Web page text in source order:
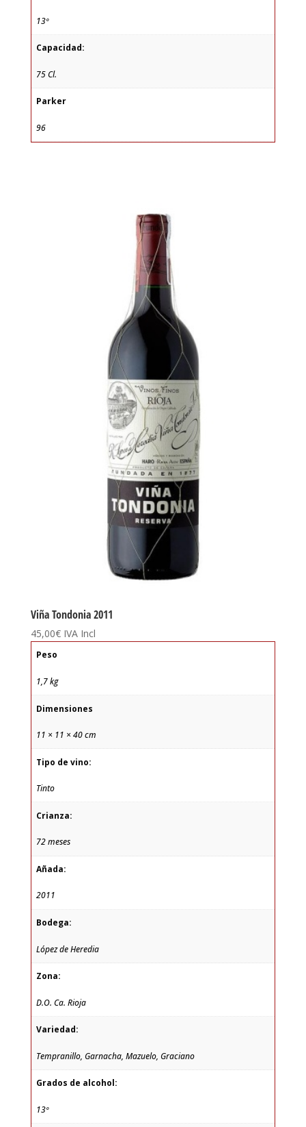
13º
Capacidad:
75 Cl.
Parker
96
Viña Tondonia 2011
45,00€ IVA Incl
Peso
1,7 kg
Dimensiones
11 × 11 × 40 cm
Tipo de vino:
Tinto
Crianza:
72 meses
Añada:
2011
Bodega:
López de Heredia
Zona:
D.O. Ca. Rioja
Variedad:
Tempranillo, Garnacha, Mazuelo, Graciano
Grados de alcohol:
13º